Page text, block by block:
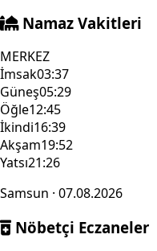
Namaz Vakitleri
MERKEZ
İmsak03:37
Güneş05:29
Öğle12:45
İkindi16:39
Akşam19:52
Yatsı21:26
Samsun · 07.08.2026
Nöbetçi Eczaneler